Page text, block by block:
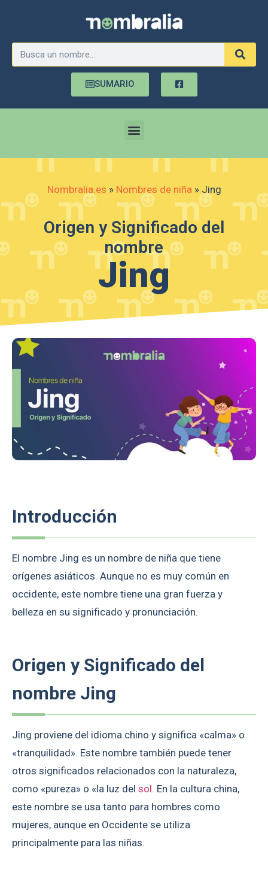
SUMARIO
Nombralia.es » Nombres de niña » Jing
Origen y Significado del
nombre
Jing
Introducción
El nombre Jing es un nombre de niña que tiene
orígenes asiáticos. Aunque no es muy común en
occidente, este nombre tiene una gran fuerza y
belleza en su significado y pronunciación.
Origen y Significado del
nombre Jing
Jing proviene del idioma chino y significa «calma» o
«tranquilidad». Este nombre también puede tener
otros significados relacionados con la naturaleza,
como «pureza» o «la luz del sol. En la cultura china,
este nombre se usa tanto para hombres como
mujeres, aunque en Occidente se utiliza
principalmente para las niñas.